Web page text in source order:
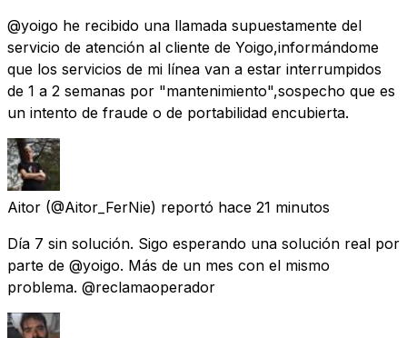
@yoigo he recibido una llamada supuestamente del
servicio de atención al cliente de Yoigo,informándome
que los servicios de mi línea van a estar interrumpidos
de 1 a 2 semanas por "mantenimiento",sospecho que es
un intento de fraude o de portabilidad encubierta.
Aitor (@Aitor_FerNie) reportó hace 21 minutos
Día 7 sin solución. Sigo esperando una solución real por
parte de @yoigo. Más de un mes con el mismo
problema. @reclamaoperador